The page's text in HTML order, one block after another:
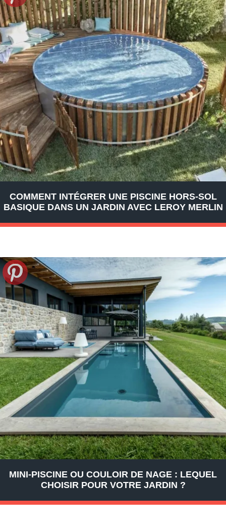
COMMENT INTÉGRER UNE PISCINE HORS-SOL
BASIQUE DANS UN JARDIN AVEC LEROY MERLIN
MINI-PISCINE OU COULOIR DE NAGE : LEQUEL
CHOISIR POUR VOTRE JARDIN ?